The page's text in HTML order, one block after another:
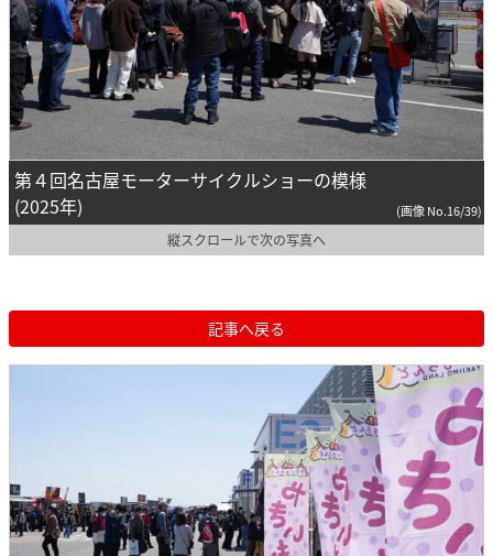
第４回名古屋モーターサイクルショーの模様
(2025年)
(画像 No.16/39)
縦スクロールで次の写真へ
記事へ戻る